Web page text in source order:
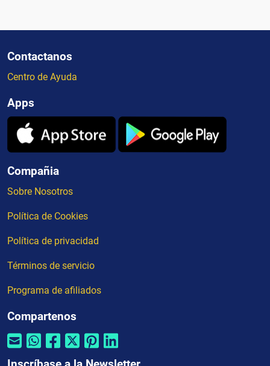
Contactanos
Centro de Ayuda
Apps
Compañia
Sobre Nosotros
Política de Cookies
Política de privacidad
Términos de servicio
Programa de afiliados
Compartenos